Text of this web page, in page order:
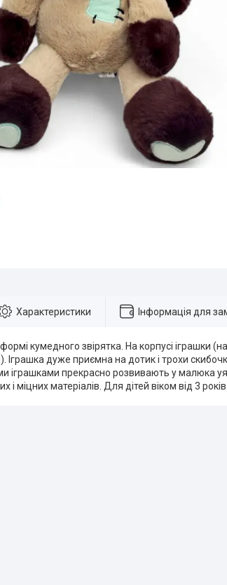
Характеристики Інформація для
кумедного звірятка. На корпусі іграшки
Іграшка дуже приємна на дотик і трохи
іграшками прекрасно розвивають у малюка
і міцних матеріалів. Для дітей віком від 3